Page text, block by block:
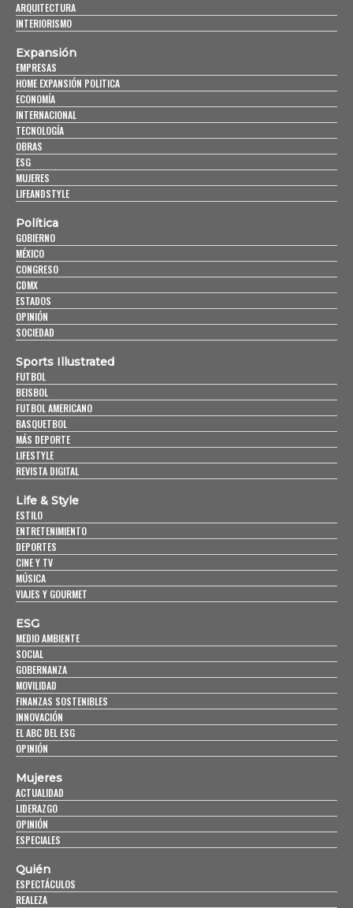
ARQUITECTURA
INTERIORISMO
Expansión
EMPRESAS
HOME EXPANSIÓN POLITICA
ECONOMÍA
INTERNACIONAL
TECNOLOGÍA
OBRAS
ESG
MUJERES
LIFEANDSTYLE
Política
GOBIERNO
MÉXICO
CONGRESO
CDMX
ESTADOS
OPINIÓN
SOCIEDAD
Sports Illustrated
FUTBOL
BEISBOL
FUTBOL AMERICANO
BASQUETBOL
MÁS DEPORTE
LIFESTYLE
REVISTA DIGITAL
Life & Style
ESTILO
ENTRETENIMIENTO
DEPORTES
CINE Y TV
MÚSICA
VIAJES Y GOURMET
ESG
MEDIO AMBIENTE
SOCIAL
GOBERNANZA
MOVILIDAD
FINANZAS SOSTENIBLES
INNOVACIÓN
EL ABC DEL ESG
OPINIÓN
Mujeres
ACTUALIDAD
LIDERAZGO
OPINIÓN
ESPECIALES
Quién
ESPECTÁCULOS
REALEZA